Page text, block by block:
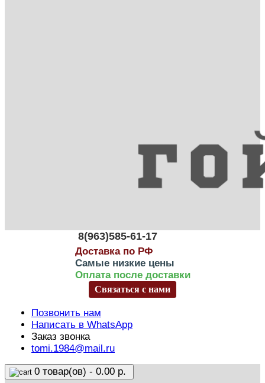
8(963)585-61-17
Доставка по РФ
Самые низкие цены
Оплата после доставки
Связаться с нами
Позвонить нам
Написать в WhatsApp
Заказ звонка
tomi.1984@mail.ru
0 товар(ов) - 0.00 р.